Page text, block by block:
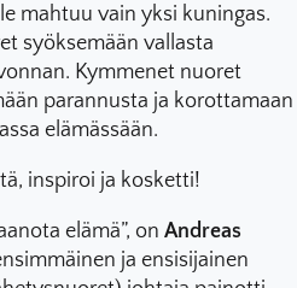
mahtuu vain yksi kuningas.
syöksemään vallasta
Kymmenet nuoret
parannusta ja korottamaan
elämässään.
inspiroi ja kosketti!
elämä”, on Andreas
ja ensisijainen